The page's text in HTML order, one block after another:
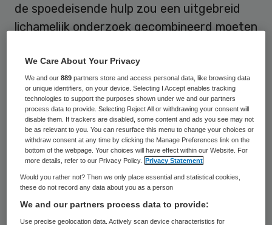
de spoedeisende hulp zou een uitgebreid
lichamelijk onderzoek gecombineerd moeten
ziekenhuizen hier nu voor gebruiken.
Dat concludeert kinderartsArriane Teeuw
uit onderzoek waarop zij op 17 januari
promoveert aan de Universiteit van
Amsterdam.
Teeuw onderzocht de uitvoering van een
van het AMC. Volgens het protocol moet bij
We Care About Your Privacy
We and our889 partners store and access personal data, like browsing data
or unique identifiers, on your device. Selecting I Accept enables tracking
technologies to support the purposes shown under we and our partners
process data to provide. Selecting Reject All or withdrawing your consent will
disable them. If trackers are disabled, some content and ads you see may not
be as relevant to you. You can resurface this menu to change your choices or
withdraw consent at any time by clicking the Manage Preferences link on the
bottom of the webpage. Your choices will have effect within our Website. For
more details, refer to our Privacy Policy.
Privacy Statement
Would you rather not? Then we only place essential and statistical cookies,
these do not record any data about you as a person
We and our partners process data to provide:
Use precise geolocation data. Actively scan device characteristics for